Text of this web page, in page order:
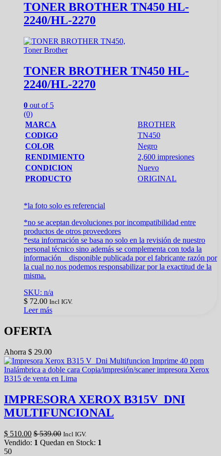
TONER BROTHER TN450 HL-
2240/HL-2270
Toner Brother
TONER BROTHER TN450 HL-
2240/HL-2270
0 out of 5
(0)
MARCA
BROTHER
CODIGO
TN450
COLOR
Negro
RENDIMIENTO
2,600 impresiones
CONDICION
Nuevo
PRODUCTO
ORIGINAL
*la foto solo es referencial
*no se aceptan devoluciones por incompatibilidad entre
productos de otros proveedores
*esta información se basa no solo en la revisión de nuestro
personal técnico sino además se complementa con toda la
información disponible publicada por el fabricante razón por
la cual no nos podemos responsabilizar por la exactitud de la
misma.
SKU: n/a
$ 72.00 Incl IGV.
Leer más
OFERTA
Ahorra $ 29.00
IMPRESORA XEROX B315V_DNI
MULTIFUNCIONAL
$ 510.00 $539.00 Incl IGV.
Vendido: 1 Quedan en Stock: 1
50